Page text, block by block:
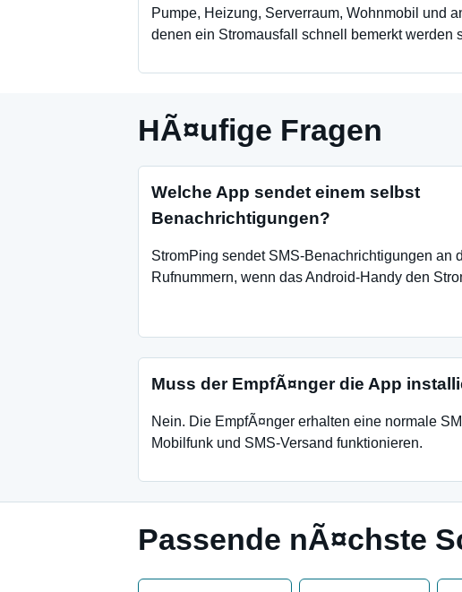
Pumpe, Heizung, Serverraum, Wohnmobil und
denen ein Stromausfall schnell bemerkt werden
HÃ¤ufige Fragen
Welche App sendet einem selbst
Benachrichtigungen?
StromPing sendet SMS-Benachrichtigungen an
Rufnummern, wenn das Android-Handy den
Muss der EmpfÃ¤nger die App
Nein. Die EmpfÃ¤nger erhalten eine normale
Mobilfunk und SMS-Versand funktionieren.
Passende nÃ¤chste